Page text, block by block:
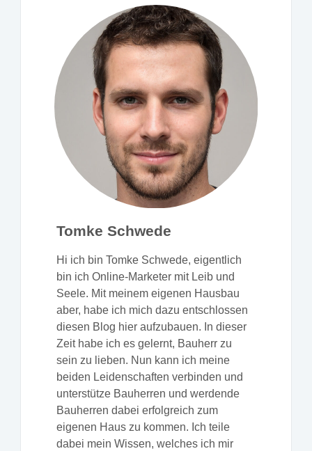
Tomke Schwede
Hi ich bin Tomke Schwede, eigentlich
bin ich Online-Marketer mit Leib und
Seele. Mit meinem eigenen Hausbau
aber, habe ich mich dazu entschlossen
diesen Blog hier aufzubauen. In dieser
Zeit habe ich es gelernt, Bauherr zu
sein zu lieben. Nun kann ich meine
beiden Leidenschaften verbinden und
unterstütze Bauherren und werdende
Bauherren dabei erfolgreich zum
eigenen Haus zu kommen. Ich teile
dabei mein Wissen, welches ich mir